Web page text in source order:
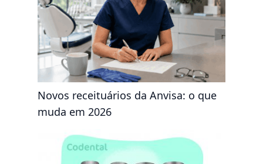
Novos receituários da Anvisa: o que
muda em 2026